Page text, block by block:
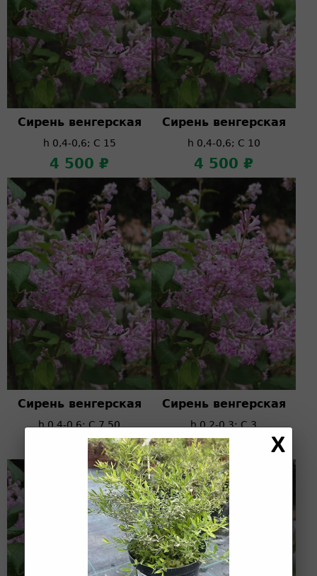
Сирень венгерская
h 0,4-0,6; C 15
4 500 ₽
Сирень венгерская
h 0,4-0,6; C 10
4 500 ₽
Сирень венгерская
h 0,4-0,6; C 7.50
4 000 ₽
Сирень венгерская
h 0,2-0,3; C 3
1 000 ₽